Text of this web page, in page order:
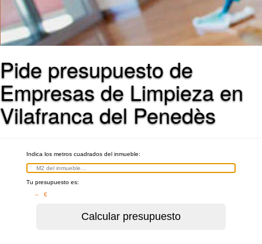
Pide presupuesto de
Empresas de Limpieza en
Vilafranca del Penedès
Indica los metros cuadrados del inmueble:
Tu presupuesto es:
– €